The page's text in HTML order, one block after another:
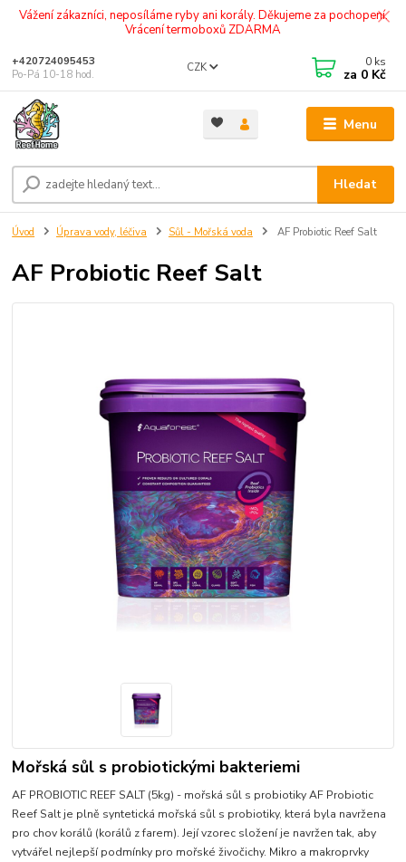
Vážení zákazníci, neposíláme ryby ani korály. Děkujeme za pochopení.
Vrácení termoboxů ZDARMA
Menu
CZK
Hledat
+420724095453
Po-Pá 10-18 hod.
0 ks
za 0 Kč
Úvod Úprava vody, léčiva Sůl - Mořská voda AF Probiotic Reef Salt
AF Probiotic Reef Salt
Mořská sůl s probiotickými bakteriemi
AF PROBIOTIC REEF SALT (5kg) - mořská sůl s probiotiky AF Probiotic
Reef Salt je plně syntetická mořská sůl s probiotiky, která byla navržena
pro chov korálů (korálů z farem). Její vzorec složení je navržen tak, aby
vytvářel nejlepší podmínky pro mořské živočichy. Mikro a makroprvky